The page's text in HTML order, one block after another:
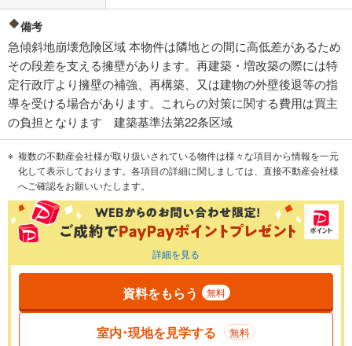
備考
急傾斜地崩壊危険区域 本物件は隣地との間に高低差があるため
その段差を支える擁壁があります。再建築・増改築の際には特
定行政庁より擁壁の補強、再構築、又は建物の外壁後退等の指
導を受ける場合があります。これらの対策に関する費用は買主
の負担となります 建築基準法第22条区域
複数の不動産会社様が取り扱いされている物件は様々な項目から情報を一元
化して表示しております。各項目の詳細に関しましては、直接不動産会社様
へご確認をお願いいたします。
詳細を見る
資料をもらう 無料
室内･現地を見学する 無料